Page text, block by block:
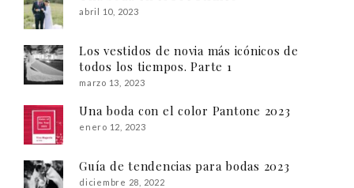
abril 10, 2023
Los vestidos de novia más icónicos de
todos los tiempos. Parte 1
marzo 13, 2023
Una boda con el color Pantone 2023
enero 12, 2023
Guía de tendencias para bodas 2023
diciembre 28, 2022